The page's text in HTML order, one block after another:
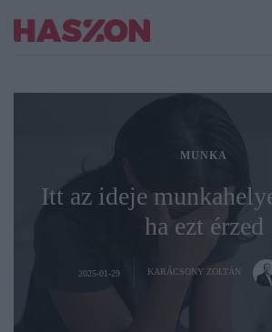
MUNKA
Itt az ideje
ha ezt érzed
2025-01-29 KARÁCSONY ZOLTÁN